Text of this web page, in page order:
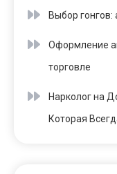
Выбор гонгов:
Оформление
торговле
Нарколог на
Которая